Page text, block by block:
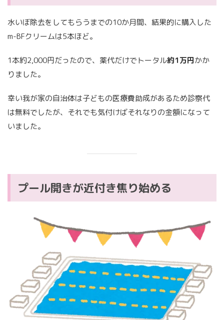
水いぼ除去をしてもらうまでの10か月間、結果的に購入した
m-BFクリームは5本ほど。
1本約2,000円だったので、薬代だけでトータル約1万円かか
りました。
幸い我が家の自治体は子どもの医療費助成があるため診察代
は無料でしたが、それでも気付けばそれなりの金額になって
いました。
プール開きが近付き焦り始める